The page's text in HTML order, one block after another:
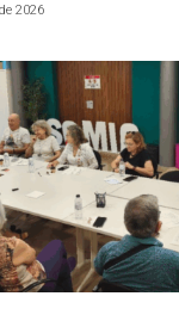
2026